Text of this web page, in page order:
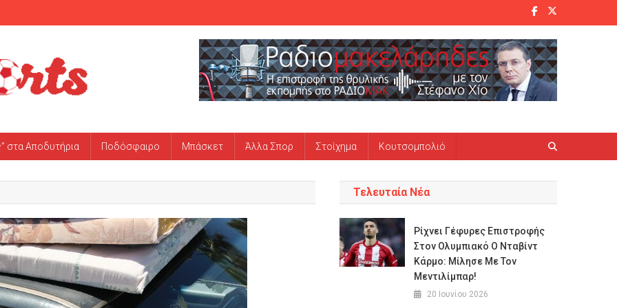
στα Αποδυτήρια Ποδόσφαιρο Μπάσκετ Άλλα Σπορ Στοίχημα Κουτσομπολιό
Τελευταία Νέα
Ρίχνει Γέφυρες Επιστροφής
Στον Ολυμπιακό Ο Νταβίντ
Κάρμο: Μίλησε Με Τον
Μεντιλίμπαρ!
20 Ιουνίου 2026